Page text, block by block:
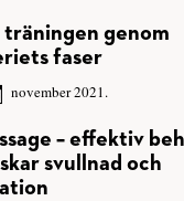
träningen genom
faser
november 2021.
– effektiv
svullnad och